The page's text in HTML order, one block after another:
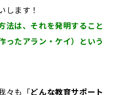
します！
法は、それを発明すること
ったアラン・ケイ）という
々も「どんな教育サポート